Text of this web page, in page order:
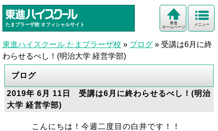
たまプラーザ校 オフィシャルサイト メニュー
東進
ホームページ
東進ハイスクール たまプラーザ校 » ブログ » 受講は6月に終
わらせるべし！(明治大学 経営学部)
ブログ
2019年 6月 11日 受講は6月に終わらせるべし！(明治
大学 経営学部)
こんにちは！今週二度目の白井です！！